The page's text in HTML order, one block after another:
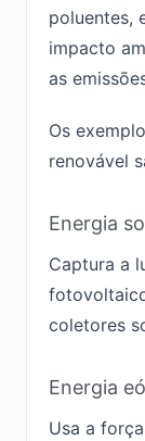
poluentes,
impacto
as
Os
renovável
Energia
Captura a
coletores
Energia
Usa a